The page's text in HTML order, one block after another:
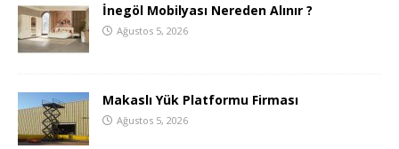
İnegöl Mobilyası Nereden Alınır ?
Ağustos 5, 2026
Makaslı Yük Platformu Firması
Ağustos 5, 2026